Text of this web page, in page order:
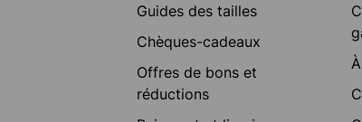
Guides des tailles
Chèques-cadeaux
Offres de bons et
réductions